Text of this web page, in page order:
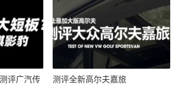
评广汽传
测评全新高尔夫嘉旅